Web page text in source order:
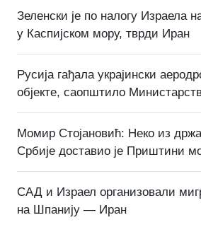
Зеленски је по налогу Израела
у Каспијском мору, тврди Иран
Русија гађала украјински
објекте, саопштило
Момир Стојановић: Неко из
Србије доставио је Приштини
САД и Израел организовали
на Шпанију — Иран